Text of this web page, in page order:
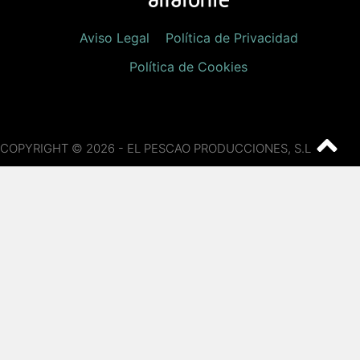
Aviso Legal
Política de Privacidad
Política de Cookies
COPYRIGHT © 2026 - EL PESCAO PRODUCCIONES, S.L